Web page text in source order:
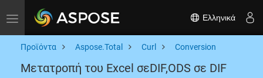
Toggle navigation Ελληνικά
Προϊόντα Aspose.Total Curl Conversion
Μετατροπή του Excel σεDIF,ODS σε DIF